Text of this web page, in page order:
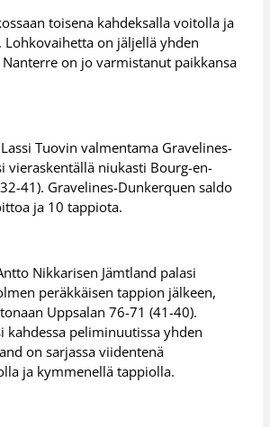
toisena kahdeksalla voitolla ja
on jäljellä yhden
on jo varmistanut paikkansa
Tuovin valmentama Gravelines-
vieraskentällä niukasti Bourg-en-
41). Gravelines-Dunkerquen saldo
ja 10 tappiota.
Nikkarisen Jämtland palasi
peräkkäisen tappion jälkeen,
Uppsalan 76-71 (41-40).
kahdessa peliminuutissa yhden
on sarjassa viidentenä
ja kymmenellä tappiolla.